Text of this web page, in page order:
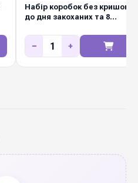
Набір коробок без кришок
до дня закоханих та 8
− +